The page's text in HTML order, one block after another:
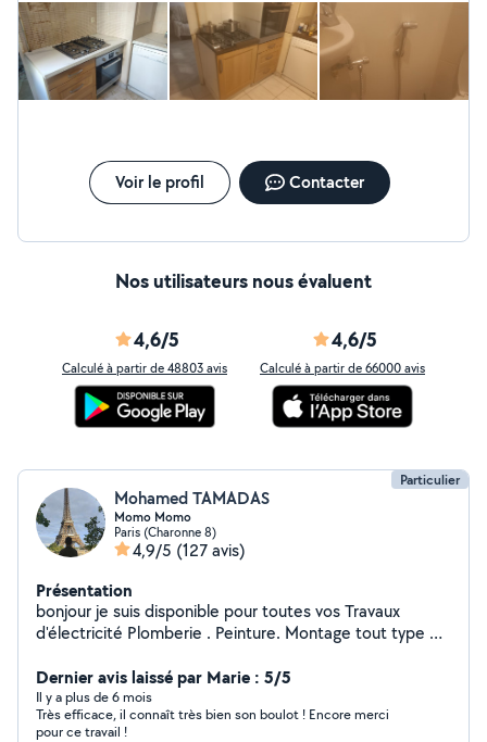
très précis avec le souci du détail et à un super tarif par rapport
à la mission. De plus Zayed était très sympathique. Je
recommande totalement.
Voir le profil Contacter
Nos utilisateurs nous évaluent
4,6/5
Calculé à partir de 48803 avis
4,6/5
Calculé à partir de 66000 avis
Particulier
Mohamed TAMADAS
Momo Momo
Paris (Charonne 8)
4,9/5 (127 avis)
Présentation
bonjour je suis disponible pour toutes vos Travaux
d'électricité Plomberie . Peinture. Montage tout type de
dynamique
Dernier avis laissé par Marie : 5/5
Il y a plus de 6 mois
Très efficace, il connaît très bien son boulot ! Encore merci
pour ce travail !